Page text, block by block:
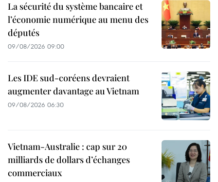
La sécurité du système bancaire et
l’économie numérique au menu des
députés
09/08/2026 09:00
Les IDE sud-coréens devraient
augmenter davantage au Vietnam
09/08/2026 06:30
Vietnam-Australie : cap sur 20
milliards de dollars d’échanges
commerciaux